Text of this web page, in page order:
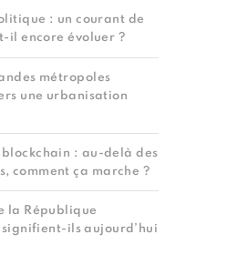
: un courant de
il encore évoluer ?
métropoles
une urbanisation
: au-delà des
comment ça marche ?
la République
ils aujourd’hui